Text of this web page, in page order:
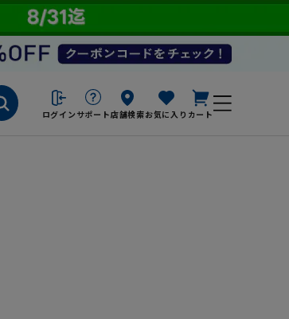
ログイン サポート店舗検索お気に入り カート